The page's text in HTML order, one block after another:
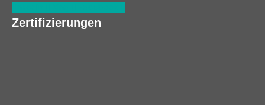
Zertifizierungen